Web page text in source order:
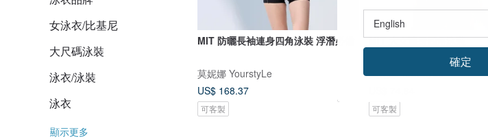
女泳衣/比基尼
大尺碼泳裝
泳衣/泳裝
泳衣
顯示更多
MIT 防曬長袖連身四角泳裝 浮潛必備
莫妮娜 YourstyLe
US$ 168.37
可客製
MIT 大女連身四角泳裝
莫妮娜 YourstyLe
可客製
確定